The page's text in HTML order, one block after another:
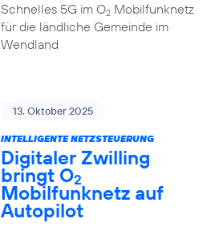
Schnelles 5G im O2Mobilfunknetz
für die ländliche Gemeinde im
Wendland
13. Oktober 2025
INTELLIGENTE NETZSTEUERUNG
Digitaler Zwilling
bringt O2
Mobilfunknetz auf
Autopilot